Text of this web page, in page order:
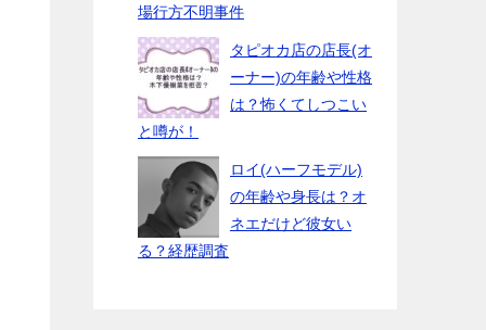
場行方不明事件
タピオカ店の店長(オ
ーナー)の年齢や性格
は？怖くてしつこい
と噂が！
ロイ(ハーフモデル)
の年齢や身長は？オ
ネエだけど彼女い
る？経歴調査